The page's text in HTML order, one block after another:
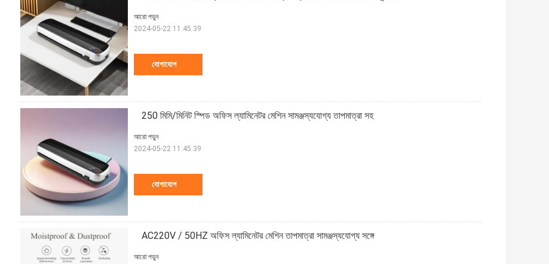
যোগাযোগ
আরো পড়ুন
2024-05-22 11:45:39
250 মিমি/মিনিট স্পিড অফিস ল্যামিনেটর মেশিন সামঞ্জস্যযোগ্য তাপমাত্রা সহ
যোগাযোগ
আরো পড়ুন
2024-05-22 11:45:39
AC220V / 50HZ অফিস ল্যামিনেটর মেশিন তাপমাত্রা সামঞ্জস্যযোগ্য সঙ্গে
আরো পড়ুন